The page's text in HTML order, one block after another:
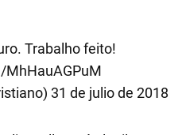
Trabalho feito!
31 de julio de 2018